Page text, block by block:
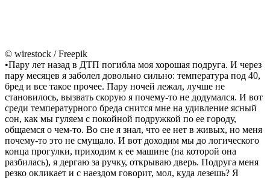
© wirestock / Freepik
•Пару лет назад в ДТП погибла моя хорошая подруга. И через
пару месяцев я заболел довольно сильно: температура под 40,
бред и все такое прочее. Пару ночей лежал, лучше не
становилось, вызвать скорую я почему-то не додумался. И вот
среди температурного бреда снится мне на удивление ясный
сон, как мы гуляем с покойной подружкой по ее городу,
общаемся о чем-то. Во сне я знал, что ее нет в живых, но меня
почему-то это не смущало. И вот доходим мы до логического
конца прогулки, приходим к ее машине (на которой она
разбилась), я дергаю за ручку, открываю дверь. Подруга меня
резко окликает и с наездом говорит, мол, куда лезешь? Я